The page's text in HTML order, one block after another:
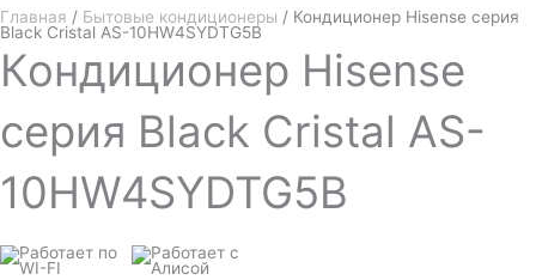
Главная / Бытовые кондиционеры / Кондиционер Hisense серия
Black Cristal AS-10HW4SYDTG5B
Кондиционер Hisense
серия Black Cristal AS-
10HW4SYDTG5B